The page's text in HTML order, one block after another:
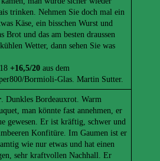
trinken. Nehmen Sie doch mal ein
Käse, ein bisschen Wurst und
Brot und das am besten draussen
Wetter, dann sehen Sie was
+16,5/20 aus dem
Bormioli-Glas. Martin Sutter.
. Dunkles Bordeauxrot. Warm
man könnte fast annehmen, er
gewesen. Er ist kräftig, schwer und
Konfitüre. Im Gaumen ist er
wie nur etwas und hat einen
sehr kraftvollen Nachhall. Er